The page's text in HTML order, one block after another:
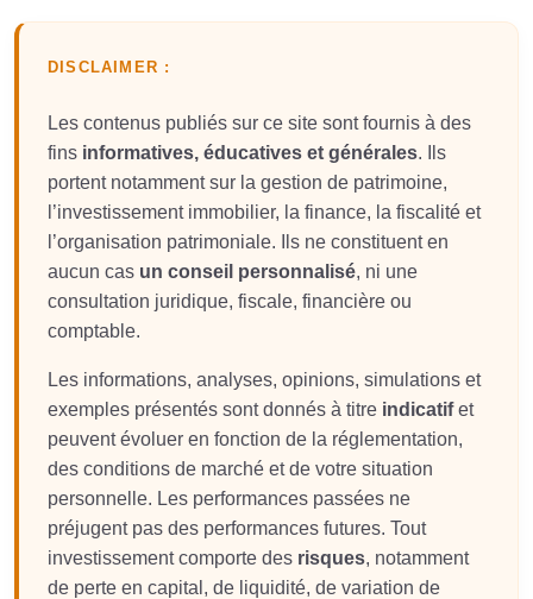
DISCLAIMER :
Les contenus publiés sur ce site sont fournis à des
fins informatives, éducatives et générales. Ils
portent notamment sur la gestion de patrimoine,
l’investissement immobilier, la finance, la fiscalité et
l’organisation patrimoniale. Ils ne constituent en
aucun cas un conseil personnalisé, ni une
consultation juridique, fiscale, financière ou
comptable.
Les informations, analyses, opinions, simulations et
exemples présentés sont donnés à titre indicatifet
peuvent évoluer en fonction de la réglementation,
des conditions de marché et de votre situation
personnelle. Les performances passées ne
préjugent pas des performances futures. Tout
investissement comporte des risques, notamment
de perte en capital, de liquidité, de variation de